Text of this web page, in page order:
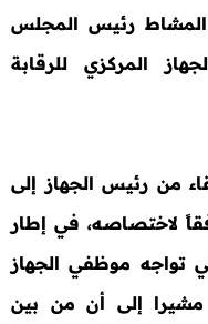
المشاط رئيس المجلس
المركزي للرقابة
من رئيس الجهاز إلى
لاختصاصه، في إطار
تواجه موظفي الجهاز
مشيرا إلى أن من بين